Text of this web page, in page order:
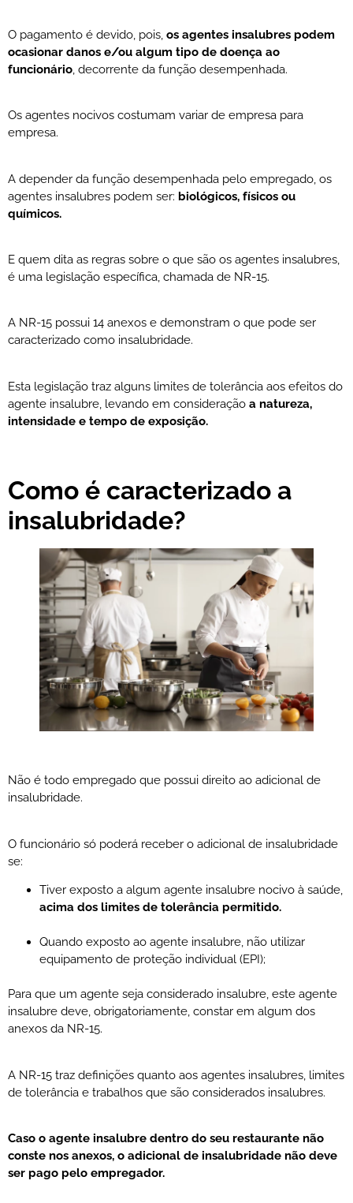
O pagamento é devido, pois, os agentes insalubres podem
ocasionar danos e/ou algum tipo de doença ao
funcionário, decorrente da função desempenhada.
Os agentes nocivos costumam variar de empresa para
empresa.
A depender da função desempenhada pelo empregado, os
agentes insalubres podem ser: biológicos, físicos ou
químicos.
E quem dita as regras sobre o que são os agentes insalubres,
é uma legislação específica, chamada de NR-15.
A NR-15 possui 14 anexos e demonstram o que pode ser
caracterizado como insalubridade.
Esta legislação traz alguns limites de tolerância aos efeitos do
agente insalubre, levando em consideração a natureza,
intensidade e tempo de exposição.
Como é caracterizado a
insalubridade?
Não é todo empregado que possui direito ao adicional de
insalubridade.
O funcionário só poderá receber o adicional de insalubridade
se:
Tiver exposto a algum agente insalubre nocivo à saúde,
acima dos limites de tolerância permitido.
Quando exposto ao agente insalubre, não utilizar
equipamento de proteção individual (EPI);
Para que um agente seja considerado insalubre, este agente
insalubre deve, obrigatoriamente, constar em algum dos
anexos da NR-15.
A NR-15 traz definições quanto aos agentes insalubres, limites
de tolerância e trabalhos que são considerados insalubres.
Caso o agente insalubre dentro do seu restaurante não
conste nos anexos, o adicional de insalubridade não deve
ser pago pelo empregador.